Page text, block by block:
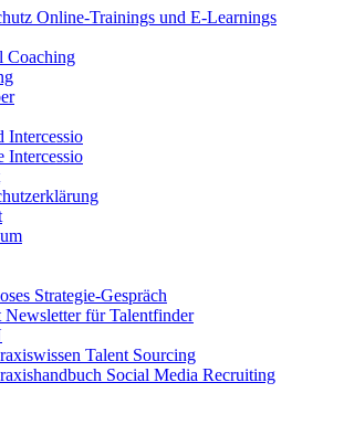
Online-Trainings und E-Learnings
Coaching
Intercessio
Intercessio
Strategie-Gespräch
Newsletter für Talentfinder
Talent Sourcing
Social Media Recruiting